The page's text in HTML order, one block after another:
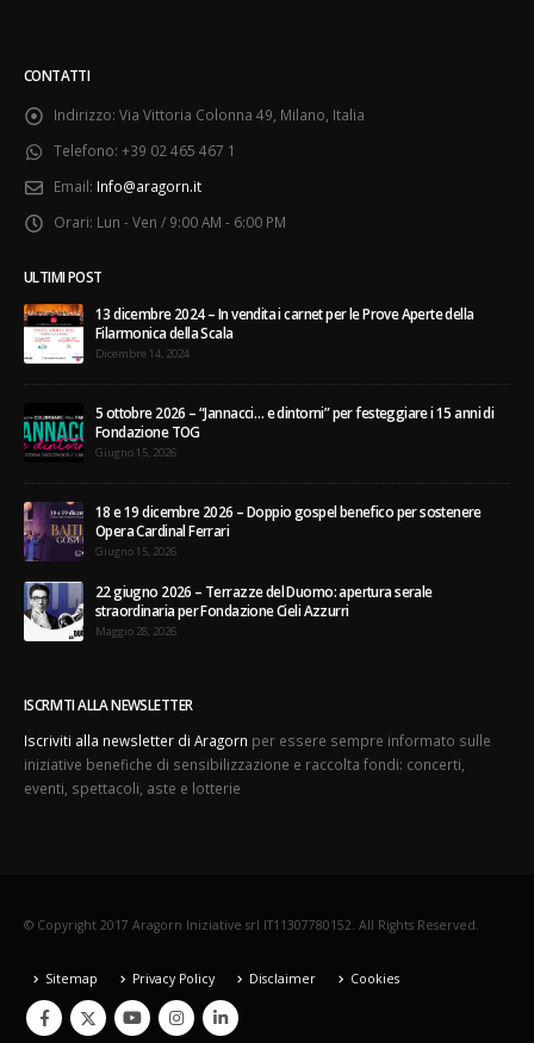
CONTATTI
Indirizzo: Via Vittoria Colonna 49, Milano, Italia
Telefono: +39 02 465 467 1
Email: Info@aragorn.it
Orari: Lun - Ven / 9:00 AM - 6:00 PM
ULTIMI POST
13 dicembre 2024 – In vendita i carnet per le Prove Aperte della
Filarmonica della Scala
Dicembre 14, 2024
5 ottobre 2026 – “Jannacci… e dintorni” per festeggiare i 15 anni di
Fondazione TOG
Giugno 15, 2026
18 e 19 dicembre 2026 – Doppio gospel benefico per sostenere
Opera Cardinal Ferrari
Giugno 15, 2026
22 giugno 2026 – Terrazze del Duomo: apertura serale
straordinaria per Fondazione Cieli Azzurri
Maggio 28, 2026
ISCRIVITI ALLA NEWSLETTER
Iscriviti alla newsletter di Aragorn per essere sempre informato sulle
iniziative benefiche di sensibilizzazione e raccolta fondi: concerti,
eventi, spettacoli, aste e lotterie
© Copyright 2017 Aragorn Iniziative srl IT11307780152. All Rights Reserved.
Sitemap Privacy Policy Disclaimer Cookies